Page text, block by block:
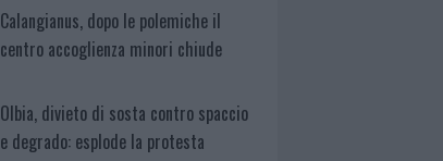
Calangianus, dopo le polemiche il
centro accoglienza minori chiude
Olbia, divieto di sosta contro spaccio
e degrado: esplode la protesta